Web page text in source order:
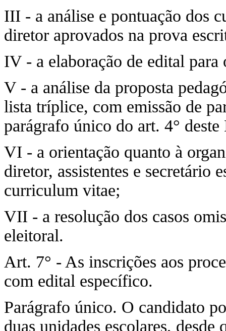
III - a análise e pontuação dos
diretor aprovados na prova
IV - a elaboração de edital para
V - a análise da proposta
lista tríplice, com emissão de
parágrafo único do art. 4° deste
VI - a orientação quanto à
diretor, assistentes e secretário
curriculum vitae;
VII - a resolução dos casos
eleitoral.
Art. 7° - As inscrições aos
com edital específico.
Parágrafo único. O candidato
duas unidades escolares,